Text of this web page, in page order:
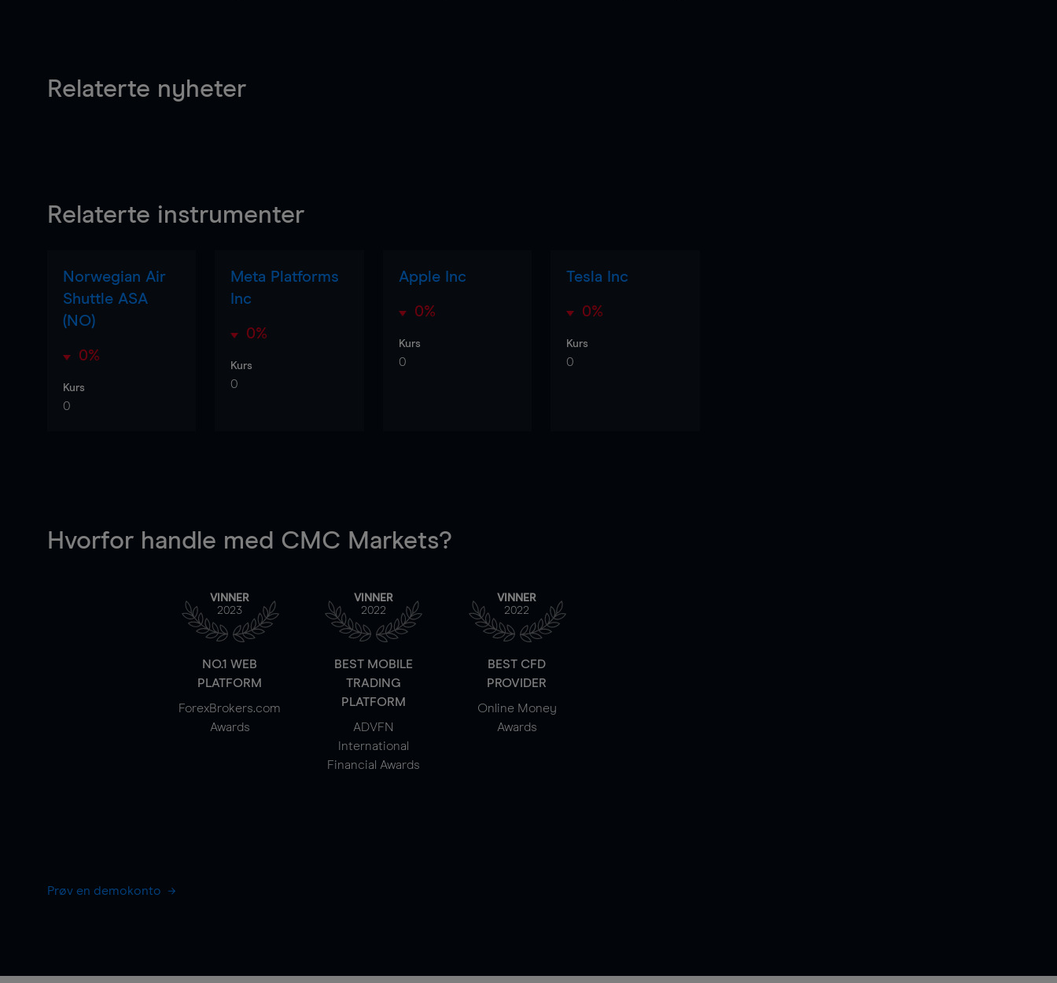
Relaterte nyheter
Relaterte instrumenter
Norwegian Air
Shuttle ASA
(NO)
0%
Kurs
0
Meta Platforms
Inc
0%
Kurs
0
Apple Inc
0%
Kurs
0
Tesla Inc
0%
Kurs
0
Hvorfor handle med CMC Markets?
VINNER
2023
NO.1 WEB
PLATFORM
ForexBrokers.com
Awards
VINNER
2022
BEST MOBILE
TRADING
PLATFORM
ADVFN
International
Financial Awards
VINNER
2022
BEST CFD
PROVIDER
Online Money
Awards
Prøv en demokonto